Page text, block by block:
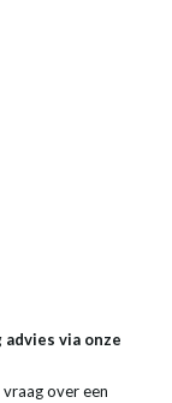
advies via onze
over een